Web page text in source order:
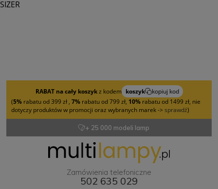
RABAT na cały koszykz kodem koszyk
kopiuj kod
(5% rabatu od 399 zł , 7% rabatu od 799 zł, 10% rabatu od 1499 zł, nie
dotyczy produktów w promocji oraz wybranych marek -> sprawdź)
+ 25 000 modeli lamp
Zamówienia telefoniczne
502 635 029
SIZER